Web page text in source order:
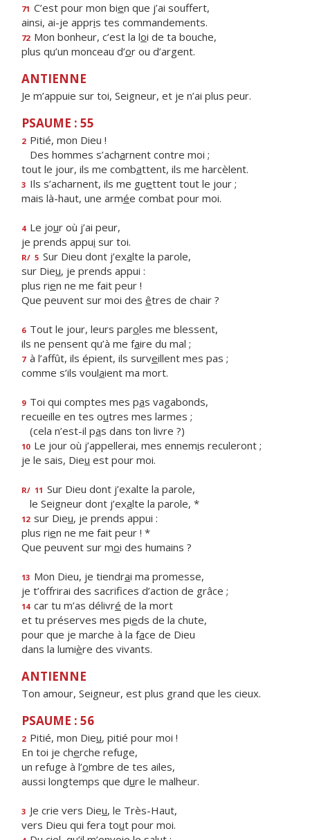
71 C’est pour mon bien que j’ai souffert,
ainsi, ai-je appris tes commandements.
72 Mon bonheur, c’est la loi de ta bouche,
plus qu’un monceau d’or ou d’argent.
ANTIENNE
Je m’appuie sur toi, Seigneur, et je n’ai plus peur.
PSAUME : 55
2 Pitié, mon Dieu !
Des hommes s’acharnent contre moi ;
tout le jour, ils me combattent, ils me harcèlent.
3 Ils s’acharnent, ils me guettent tout le jour ;
mais là-haut, une armée combat pour moi.
4 Le jour où j’ai peur,
je prends appui sur toi.
R/ 5 Sur Dieu dont j’exalte la parole,
sur Dieu, je prends appui :
plus rien ne me fait peur !
Que peuvent sur moi des êtres de chair ?
6 Tout le jour, leurs paroles me blessent,
ils ne pensent qu’à me faire du mal ;
7 à l’affût, ils épient, ils surveillent mes pas ;
comme s’ils voulaient ma mort.
9 Toi qui comptes mes pas vagabonds,
recueille en tes outres mes larmes ;
(cela n’est-il pas dans ton livre ?)
10 Le jour où j’appellerai, mes ennemis reculeront ;
je le sais, Dieu est pour moi.
R/ 11 Sur Dieu dont j’exalte la parole,
le Seigneur dont j’exalte la parole, *
12 sur Dieu, je prends appui :
plus rien ne me fait peur ! *
Que peuvent sur moi des humains ?
13 Mon Dieu, je tiendrai ma promesse,
je t’offrirai des sacrifces d’action de grâce ;
14 car tu m’as délivré de la mort
et tu préserves mes pieds de la chute,
pour que je marche à la face de Dieu
dans la lumière des vivants.
ANTIENNE
Ton amour, Seigneur, est plus grand que les cieux.
PSAUME : 56
2 Pitié, mon Dieu, pitié pour moi !
En toi je cherche refuge,
un refuge à l’ombre de tes ailes,
aussi longtemps que dure le malheur.
3 Je crie vers Dieu, le Très-Haut,
vers Dieu qui fera tout pour moi.